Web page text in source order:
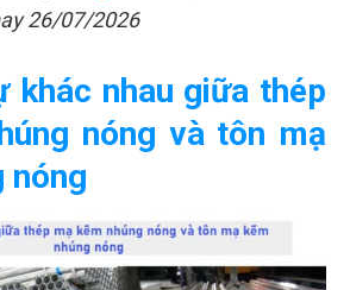
26/07/2026
khác nhau giữa thép
nóng và tôn mạ
nóng